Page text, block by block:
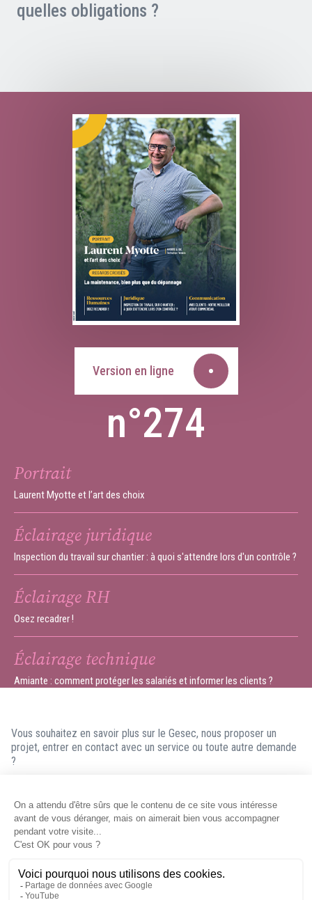
quelles obligations ?
Version en ligne
n°274
Portrait
Laurent Myotte et l’art des choix
Éclairage juridique
Inspection du travail sur chantier : à quoi s'attendre lors d'un contrôle ?
Éclairage RH
Osez recadrer !
Éclairage technique
Amiante : comment protéger les salariés et informer les clients ?
Vous souhaitez en savoir plus sur le Gesec, nous proposer un
projet, entrer en contact avec un service ou toute autre demande
?
répondre dans les meilleurs délais.